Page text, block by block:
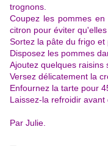
trognons.
Coupez les pommes
citron pour éviter qu'elles
Sortez la pâte du frigo et
Disposez les pommes
Ajoutez quelques raisins
Versez délicatement la
Enfournez la tarte pour
Laissez-la refroidir avant
Par Julie.